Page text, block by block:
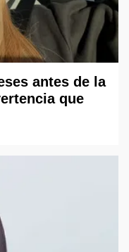
antes de la
que